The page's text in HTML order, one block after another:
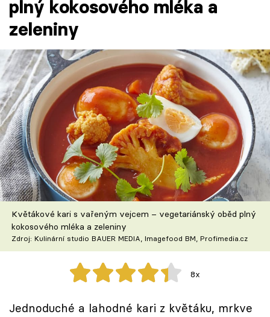
Témata
Články
TV Program
Škola vaření
Recepty z TV
Speciál: Cuketa
Těhotnej kuchař
Sledujte prima+
plný kokosového mléka a
zeleniny
Květákové kari s vařeným vejcem – vegetariánský oběd plný
kokosového mléka a zeleniny
Zdroj: Kulinární studio BAUER MEDIA, Imagefood BM, Profimedia.cz
8x
Jednoduché a lahodné kari z květáku, mrkve